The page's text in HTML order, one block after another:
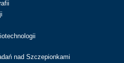
nad Szczepionkami